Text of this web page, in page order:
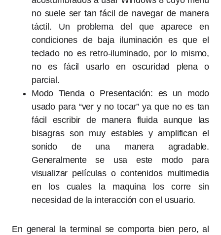
no suele ser tan fácil de navegar de manera
táctil. Un problema del que aparece en
condiciones de baja iluminación es que el
teclado no es retro-iluminado, por lo mismo,
no es fácil usarlo en oscuridad plena o
parcial.
Modo Tienda o Presentación: es un modo
usado para “ver y no tocar” ya que no es tan
fácil escribir de manera fluida aunque las
bisagras son muy estables y amplifican el
sonido de una manera agradable.
Generalmente se usa este modo para
visualizar películas o contenidos multimedia
en los cuales la maquina los corre sin
necesidad de la interacción con el usuario.
En general la terminal se comporta bien pero, al